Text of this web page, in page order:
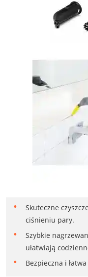
Skuteczne
ciśnieniu pary.
Szybkie
ułatwiają
Bezpieczna i